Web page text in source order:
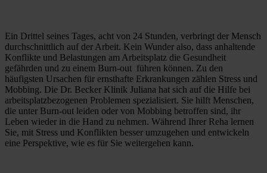
Ein Drittel seines Tages, acht von 24 Stunden, verbringt der Mensch
durchschnittlich auf der Arbeit. Kein Wunder also, dass anhaltende
Konflikte und Belastungen am Arbeitsplatz die Gesundheit
gefährden und zu einem Burn-out  führen können. Zu den
häufigsten Ursachen für ernsthafte Erkrankungen zählen Stress und
Mobbing. Die Dr. Becker Klinik Juliana hat sich auf die Hilfe bei
arbeitsplatzbezogenen Problemen spezialisiert. Sie hilft Menschen,
die unter Burn-out leiden oder von Mobbing betroffen sind, ihr
Leben wieder in die Hand zu nehmen. Während Ihrer Reha lernen
Sie, mit Stress und Konflikten besser umzugehen und entwickeln
eine Perspektive, wie es für Sie weitergehen kann.